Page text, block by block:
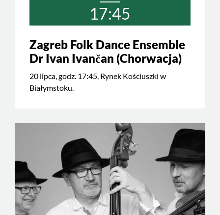
17:45
Zagreb Folk Dance Ensemble
Dr Ivan Ivančan (Chorwacja)
20 lipca, godz. 17:45, Rynek Kościuszki w
Białymstoku.